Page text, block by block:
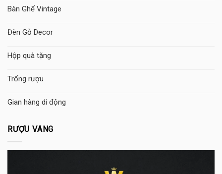
Bàn Ghế Vintage
Đèn Gỗ Decor
Hộp quà tặng
Trống rượu
Gian hàng di động
RƯỢU VANG